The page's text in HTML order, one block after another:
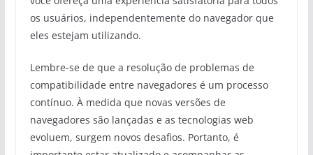
os usuários, independentemente do navegador que
eles estejam utilizando.
Lembre-se de que a resolução de problemas de
compatibilidade entre navegadores é um processo
contínuo. À medida que novas versões de
navegadores são lançadas e as tecnologias web
evoluem, surgem novos desafios. Portanto, é